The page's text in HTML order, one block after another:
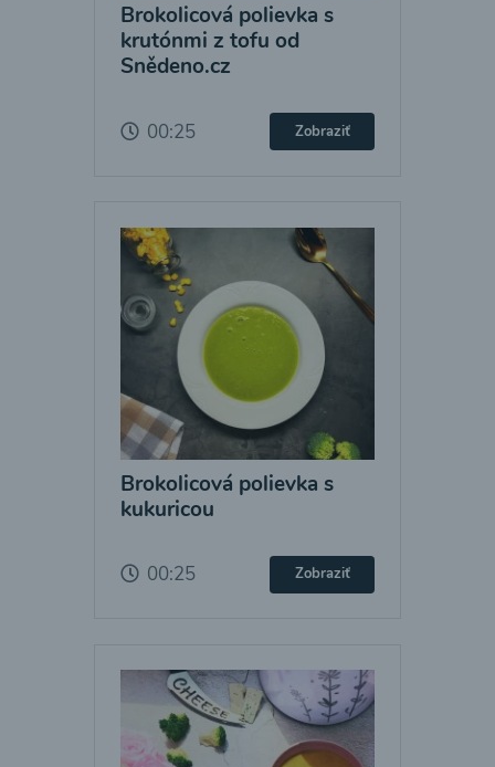
Brokolicová polievka s
krutónmi z tofu od
Snědeno.cz
00:25 Zobraziť
Brokolicová polievka s
kukuricou
00:25 Zobraziť